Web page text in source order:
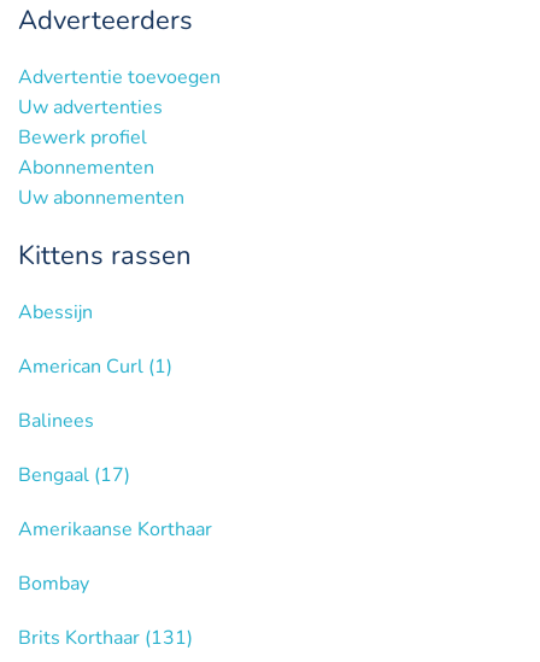
Adverteerders
Advertentie toevoegen
Uw advertenties
Bewerk profiel
Abonnementen
Uw abonnementen
Kittens rassen
Abessijn
American Curl (1)
Balinees
Bengaal (17)
Amerikaanse Korthaar
Bombay
Brits Korthaar (131)